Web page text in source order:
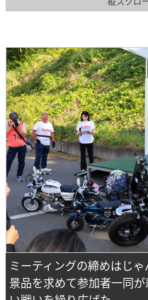
ミーティングの締めはじ
景品を求めて参加者一同